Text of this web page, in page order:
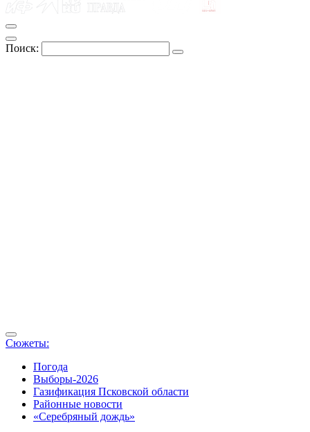
Поиск:
Сюжеты:
Погода
Выборы-2026
Газификация Псковской области
Районные новости
«Серебряный дождь»